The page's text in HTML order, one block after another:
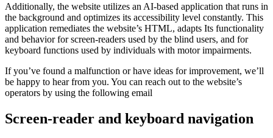
Additionally, the website utilizes an AI-based application that runs in
the background and optimizes its accessibility level constantly. This
application remediates the website’s HTML, adapts Its functionality
and behavior for screen-readers used by the blind users, and for
keyboard functions used by individuals with motor impairments.
If you’ve found a malfunction or have ideas for improvement, we’ll
be happy to hear from you. You can reach out to the website’s
operators by using the following email
Screen-reader and keyboard navigation